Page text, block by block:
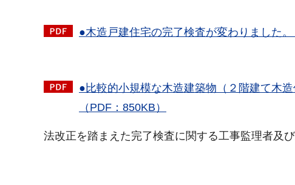
●木造戸建住宅の完了検査が変わりました
●比較的小規模な木造建築物（２階建て木
（PDF：850KB）
法改正を踏まえた完了検査に関する工事監理者及